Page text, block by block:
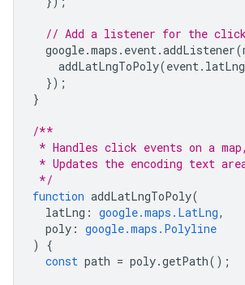
// Add a listener for the
google.maps . event.addListener(
addLatLngToPoly(event. latLng
});
}
/**
* Handles click events on a
* Updates the encoding text
*/
function addLatLngToPoly(
latLng : google.maps.LatLng,
poly : google.maps.Polyline
)
{
const path = poly.getPath();